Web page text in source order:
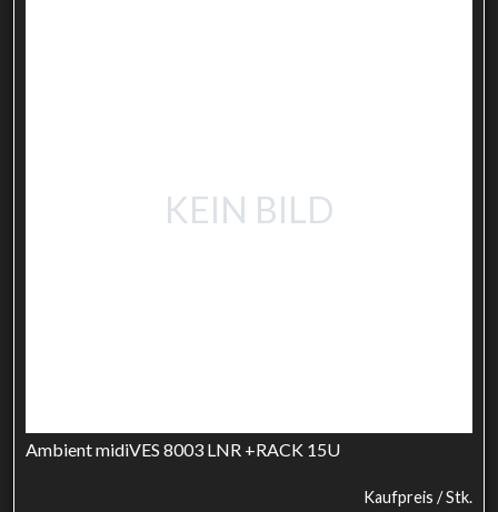
KEIN BILD
Ambient midiVES 8003 LNR +RACK 15U
Kaufpreis / Stk.